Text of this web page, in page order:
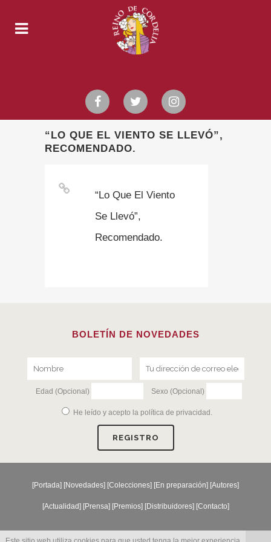
“LO QUE EL VIENTO SE LLEVÓ”,
RECOMENDADO.
“Lo Que El Viento
Se Llevó”,
Recomendado.
BOLETÍN DE NOVEDADES
Edad (Opcional) Sexo (Opcional)
He leído y acepto la política de privacidad .
[Portada] [Novedades] [Colecciones] [En preparación] [Autores]
[Actualidad] [Prensa] [Premios] [Distribuidores] [Contacto]